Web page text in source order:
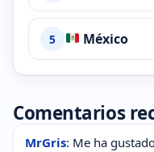
5 México
Comentarios
MrGris: Me ha